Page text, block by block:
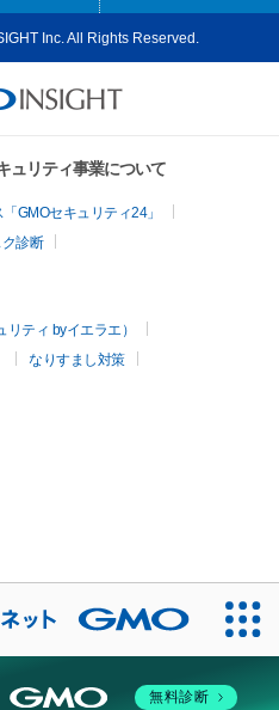
Inc. All Rights Reserved.
ュリティ事業について
GMOセキュリティ24」
診断
ティ byイエラエ）
なりすまし対策
無料診断